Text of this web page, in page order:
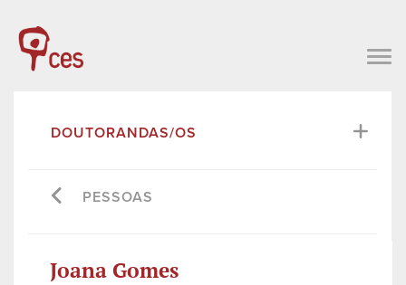
DOUTORANDAS/OS
PESSOAS
Joana Gomes